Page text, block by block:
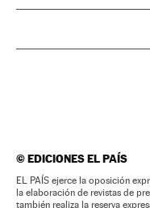
©EDICIONES EL PAÍS
EL PAÍS ejerce la oposición
la elaboración de revistas de
también realiza la reserva